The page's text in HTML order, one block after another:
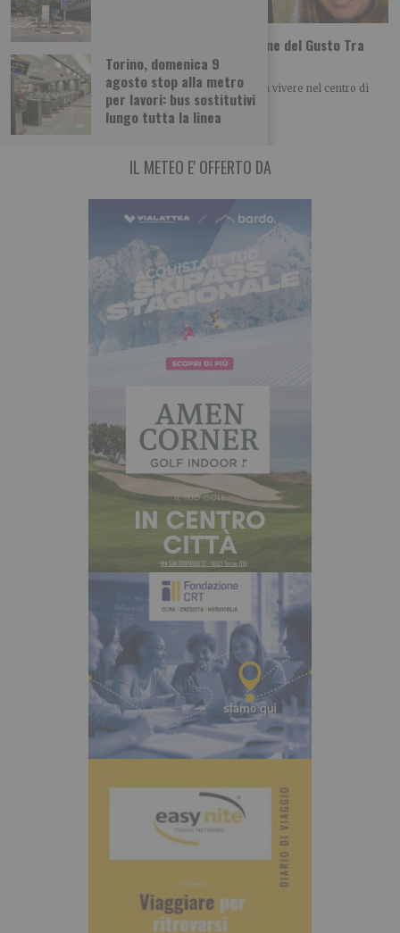
Torino, domenica 9
agosto stop alla metro
per lavori: bus sostitutivi
lungo tutta la linea
Tutti i gusti del mondo a Terra Madre Salone del Gusto Tra
poco più di un mese a Torino
Una selezione di laboratori, degustazioni e cene da vivere nel centro di
Torino dal 24 al
IL METEO E' OFFERTO DA